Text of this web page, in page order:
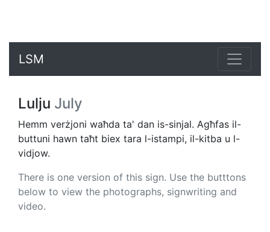
LSM
Lulju July
Hemm verżjoni waħda ta' dan is-sinjal. Agħfas il-
buttuni hawn taħt biex tara l-istampi, il-kitba u l-
vidjow.
There is one version of this sign. Use the butttons
below to view the photographs, signwriting and
video.